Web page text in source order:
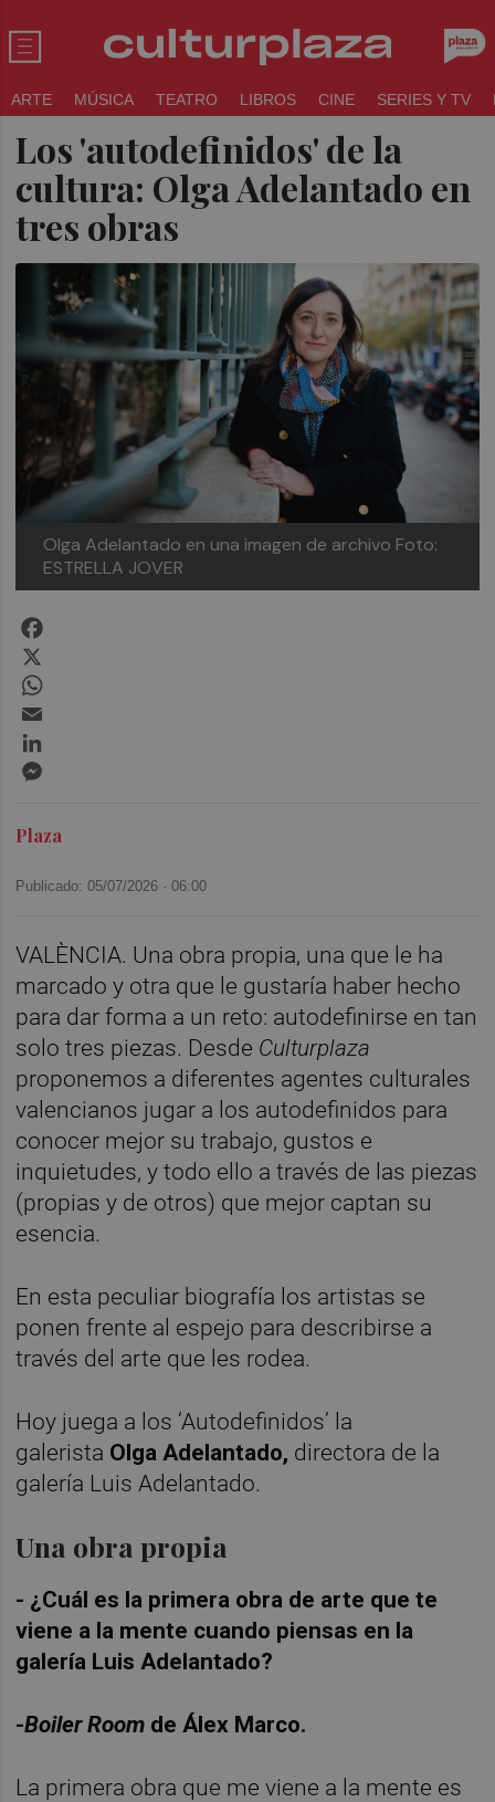
ARTE MÚSICA TEATRO LIBROS CINE SERIES Y TV
Los 'autodefinidos' de la
cultura: Olga Adelantado en
tres obras
Olga Adelantado en una imagen de archivo Foto:
ESTRELLA JOVER
Plaza
Publicado: 05/07/2026 ·06:00
VALÈNCIA. Una obra propia, una que le ha
marcado y otra que le gustaría haber hecho
para dar forma a un reto: autodefinirse en tan
solo tres piezas. Desde Culturplaza
proponemos a diferentes agentes culturales
valencianos jugar a los autodefinidos para
conocer mejor su trabajo, gustos e
inquietudes, y todo ello a través de las piezas
(propias y de otros) que mejor captan su
esencia.
En esta peculiar biografía los artistas se
ponen frente al espejo para describirse a
través del arte que les rodea.
Hoy juega a los ‘Autodefinidos’ la
galerista Olga Adelantado, directora de la
galería Luis Adelantado.
Una obra propia
- ¿Cuál es la primera obra de arte que te
viene a la mente cuando piensas en la
galería Luis Adelantado?
-Boiler Room de Álex Marco.
La primera obra que me viene a la mente es